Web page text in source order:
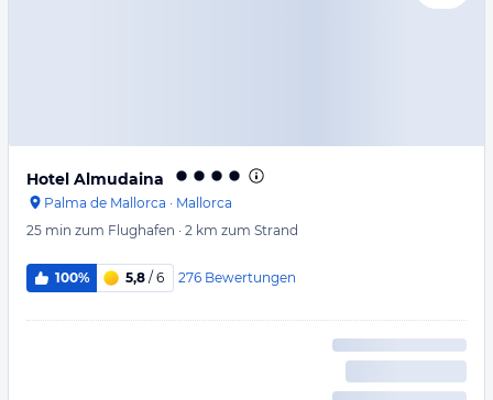
Hotel Almudaina
Palma de Mallorca · Mallorca
25 min zum Flughafen · 2 km zum Strand
100% 5,8 / 6 276 Bewertungen